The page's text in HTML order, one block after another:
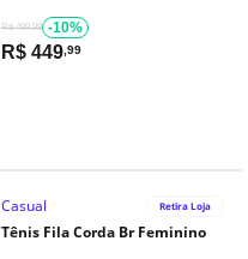
R$ 499,99 -10%
R$ 449,99
Casual Retira Loja
Tênis Fila Corda Br Feminino